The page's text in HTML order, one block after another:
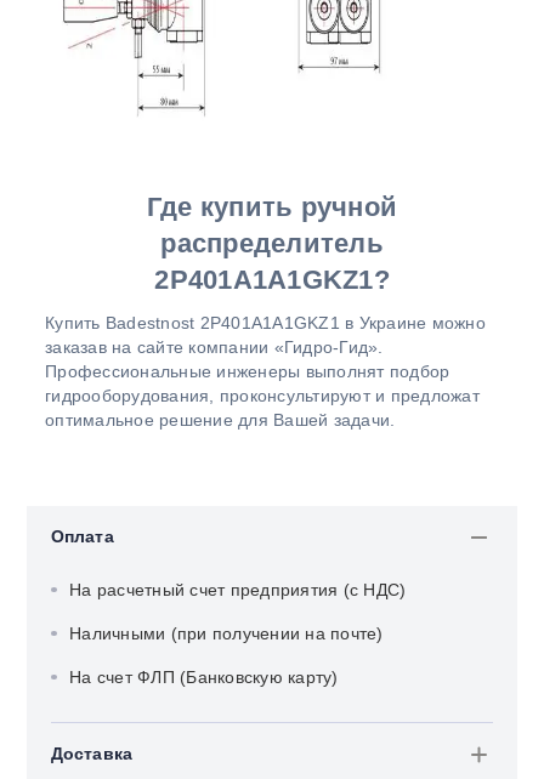
Где купить ручной
распределитель
2P401A1A1GKZ1?
Купить Badestnost 2P401A1A1GKZ1 в Украине можно
заказав на сайте компании «Гидро-Гид».
Профессиональные инженеры выполнят подбор
гидрооборудования, проконсультируют и предложат
оптимальное решение для Вашей задачи.
Оплата
На расчетный счет предприятия (с НДС)
Наличными (при получении на почте)
На счет ФЛП (Банковскую карту)
Доставка